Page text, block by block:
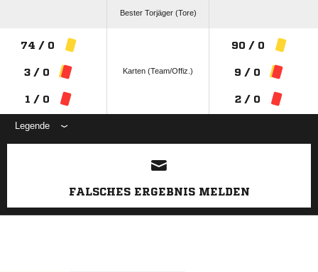
Bester Torjäger (Tore)
74 / 0
3 / 0
1 / 0
Karten (Team/Offiz.)
90 / 0
9 / 0
2 / 0
Legende
ANZEIGE
FALSCHES ERGEBNIS MELDEN